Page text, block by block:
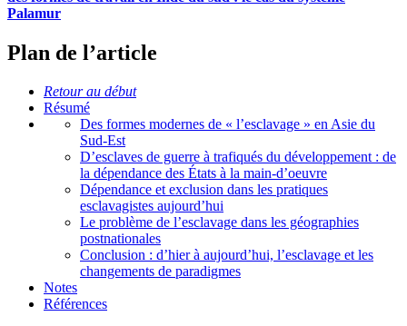
Palamur
Plan de l’article
Retour au début
Résumé
Des formes modernes de « l’esclavage » en Asie du
Sud-Est
D’esclaves de guerre à trafiqués du développement : de
la dépendance des États à la main-d’oeuvre
Dépendance et exclusion dans les pratiques
esclavagistes aujourd’hui
Le problème de l’esclavage dans les géographies
postnationales
Conclusion : d’hier à aujourd’hui, l’esclavage et les
changements de paradigmes
Notes
Références